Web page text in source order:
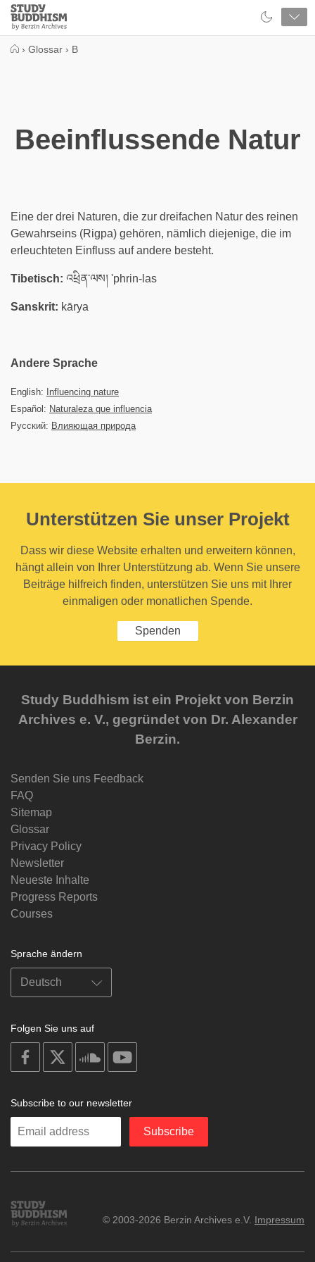
Close
Study
Buddhism
› Glossar › B
Beeinflussende Natur
Eine der drei Naturen, die zur dreifachen Natur des reinen
Gewahrseins (Rigpa) gehören, nämlich diejenige, die im
erleuchteten Einfluss auf andere besteht.
Tibetisch: འཕྲིན་ལས། 'phrin-las
Sanskrit: kārya
Andere Sprache
English:
Influencing nature
Español: Naturaleza que influencia
Русский: Влияющая природа
Unterstützen Sie unser Projekt
Dass wir diese Website erhalten und erweitern können,
hängt allein von Ihrer Unterstützung ab. Wenn Sie unsere
Beiträge hilfreich finden, unterstützen Sie uns mit Ihrer
einmaligen oder monatlichen Spende.
Spenden
Study Buddhism ist ein Projekt von Berzin
Archives e. V., gegründet von Dr. Alexander
Berzin.
Senden Sie uns Feedback
FAQ
Sitemap
Glossar
Privacy Policy
Newsletter
Neueste Inhalte
Progress Reports
Courses
Sprache ändern
Folgen Sie uns auf
on
facebook
soundcloud
Subscribe to our newsletter
Enter
Subscribe
Study
Buddhism
© 2003-2026 Berzin Archives e.V. Impressum